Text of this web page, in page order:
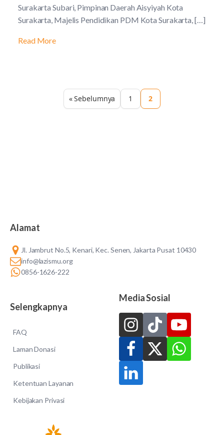
Surakarta Subari, Pimpinan Daerah Aisyiyah Kota
Surakarta, Majelis Pendidikan PDM Kota Surakarta, […]
Read More
« Sebelumnya 1 2
Alamat
Jl. Jambrut No.5, Kenari, Kec. Senen, Jakarta Pusat 10430
info@lazismu.org
0856-1626-222
Selengkapnya
FAQ
Laman Donasi
Publikasi
Ketentuan Layanan
Kebijakan Privasi
Media Sosial